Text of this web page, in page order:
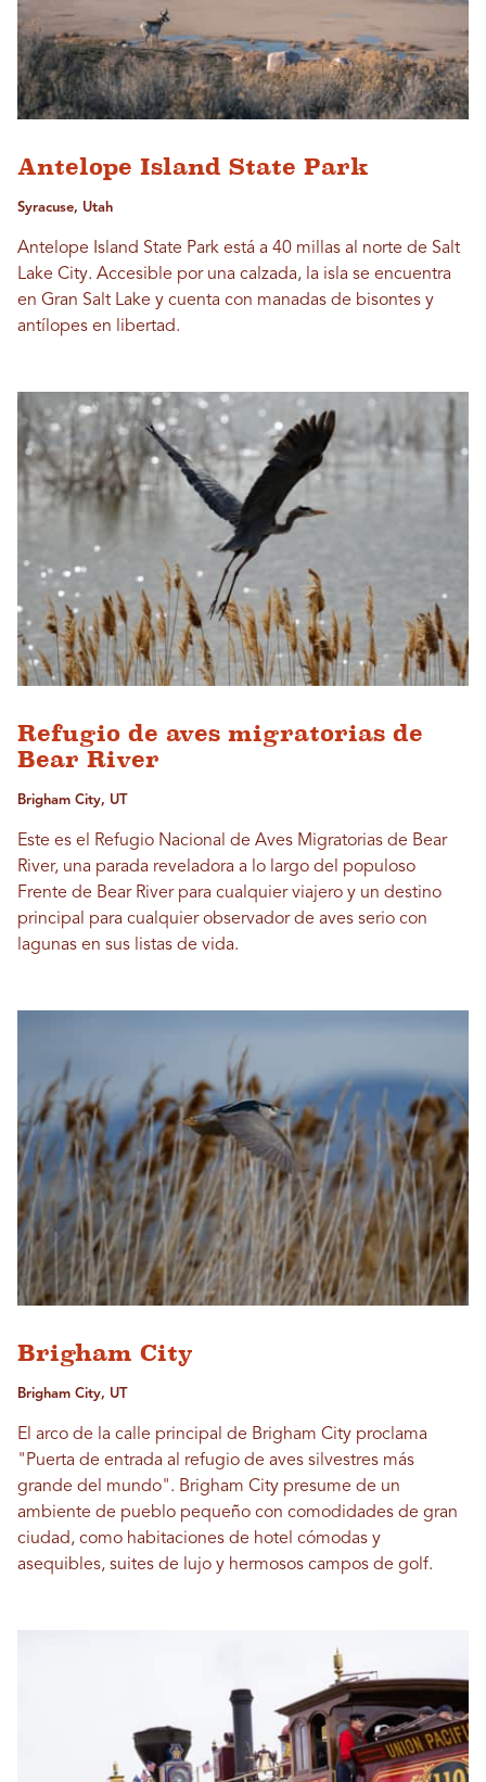
Antelope Island State Park
Syracuse, Utah
Antelope Island State Park está a 40 millas al norte de Salt
Lake City. Accesible por una calzada, la isla se encuentra
en Gran Salt Lake y cuenta con manadas de bisontes y
antílopes en libertad.
Refugio de aves migratorias de
Bear River
Brigham City, UT
Este es el Refugio Nacional de Aves Migratorias de Bear
River, una parada reveladora a lo largo del populoso
Frente de Bear River para cualquier viajero y un destino
principal para cualquier observador de aves serio con
lagunas en sus listas de vida.
Brigham City
Brigham City, UT
El arco de la calle principal de Brigham City proclama
"Puerta de entrada al refugio de aves silvestres más
grande del mundo". Brigham City presume de un
ambiente de pueblo pequeño con comodidades de gran
ciudad, como habitaciones de hotel cómodas y
asequibles, suites de lujo y hermosos campos de golf.